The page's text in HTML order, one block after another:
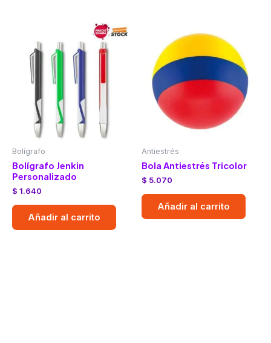
Bolígrafo
Bolígrafo Jenkin
Personalizado
$ 1.640
Añadir al carrito
Antiestrés
Bola Antiestrés Tricolor
$ 5.070
Añadir al carrito